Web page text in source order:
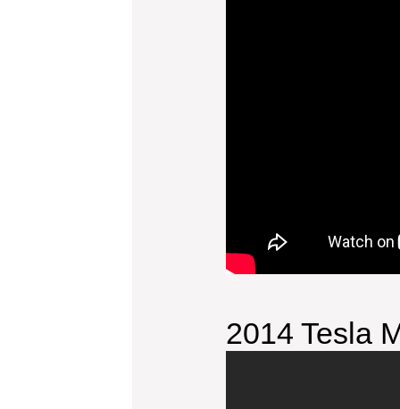
2014 Tesla